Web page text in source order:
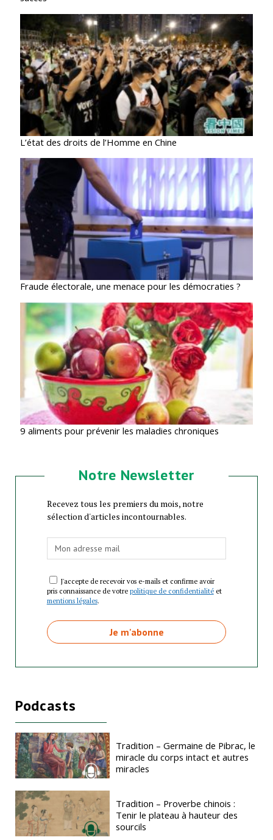
L’état des droits de l’Homme en Chine
Fraude électorale, une menace pour les démocraties ?
9 aliments pour prévenir les maladies chroniques
Notre Newsletter
Recevez tous les premiers du mois, notre
sélection d'articles incontournables.
J'accepte de recevoir vos e-mails et confirme avoir
pris connaissance de votre politique de confidentialitéet
mentions légales.
Podcasts
Tradition – Germaine de Pibrac, le
miracle du corps intact et autres
miracles
Tradition – Proverbe chinois :
Tenir le plateau à hauteur des
sourcils